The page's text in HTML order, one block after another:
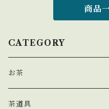
商品
CATEGORY
お茶
玉露
茶道具